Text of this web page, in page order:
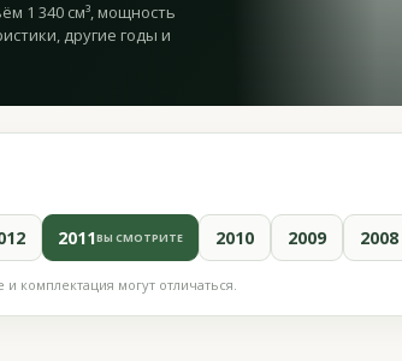
1 340 см³, мощность
другие годы и
2011ВЫ СМОТРИТЕ 2010 2009 2008
комплектация могут отличаться.